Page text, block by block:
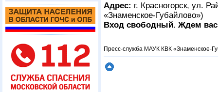
Адрес: г. Красногорск, ул.
«Знаменское-Губайлово»)
Вход свободный. Ждем
Пресс-служба МАУК КВК «Знаменское-